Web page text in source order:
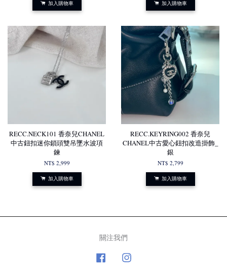
加入購物車 加入購物車
RECC.NECK101 香奈兒CHANEL
中古鈕扣迷你鎖頭雙吊墜水波項
鍊
NT$ 2,999
加入購物車
RECC.KEYRING002 香奈兒
CHANEL中古愛心鈕扣改造掛飾_
銀
NT$ 2,799
加入購物車
關注我們
Facebook